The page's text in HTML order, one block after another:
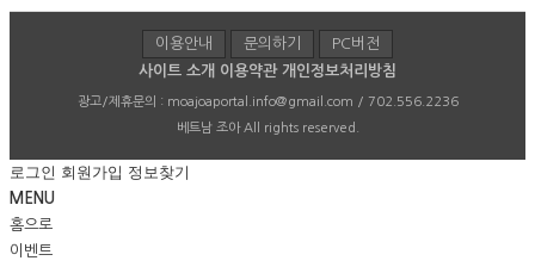
이용안내 문의하기
PC버전
사이트 소개 이용약관 개인정보처리방침
광고/제휴문의 : moajoaportal.info@gmail.com / 702.556.2236
베트남 조아 All rights reserved.
로그인 회원가입 정보찾기
MENU
홈으로
이벤트